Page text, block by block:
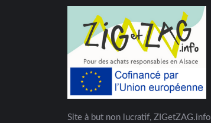
Site à but non lucratif, ZIGetZAG.info